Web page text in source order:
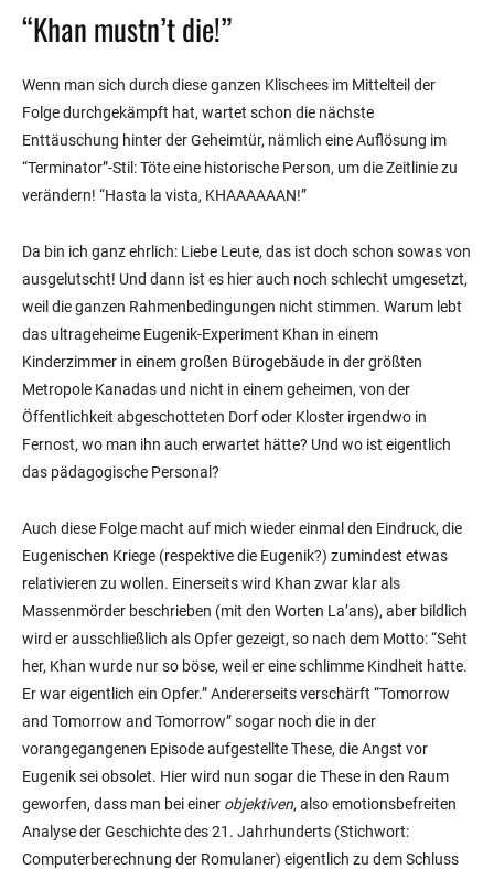
“Khan mustn’t die!”
Wenn man sich durch diese ganzen Klischees im Mittelteil der
Folge durchgekämpft hat, wartet schon die nächste
Enttäuschung hinter der Geheimtür, nämlich eine Auflösung im
“Terminator”-Stil: Töte eine historische Person, um die Zeitlinie zu
verändern! “Hasta la vista, KHAAAAAAN!”
Da bin ich ganz ehrlich: Liebe Leute, das ist doch schon sowas von
ausgelutscht! Und dann ist es hier auch noch schlecht umgesetzt,
weil die ganzen Rahmenbedingungen nicht stimmen. Warum lebt
das ultrageheime Eugenik-Experiment Khan in einem
Kinderzimmer in einem großen Bürogebäude in der größten
Metropole Kanadas und nicht in einem geheimen, von der
Öffentlichkeit abgeschotteten Dorf oder Kloster irgendwo in
Fernost, wo man ihn auch erwartet hätte? Und wo ist eigentlich
das pädagogische Personal?
Auch diese Folge macht auf mich wieder einmal den Eindruck, die
Eugenischen Kriege (respektive die Eugenik?) zumindest etwas
relativieren zu wollen. Einerseits wird Khan zwar klar als
Massenmörder beschrieben (mit den Worten La’ans), aber bildlich
wird er ausschließlich als Opfer gezeigt, so nach dem Motto: “Seht
her, Khan wurde nur so böse, weil er eine schlimme Kindheit hatte.
Er war eigentlich ein Opfer.” Andererseits verschärft “Tomorrow
and Tomorrow and Tomorrow” sogar noch die in der
vorangegangenen Episode aufgestellte These, die Angst vor
Eugenik sei obsolet. Hier wird nun sogar die These in den Raum
geworfen, dass man bei einer objektiven, also emotionsbefreiten
Analyse der Geschichte des 21. Jahrhunderts (Stichwort:
Computerberechnung der Romulaner) eigentlich zu dem Schluss